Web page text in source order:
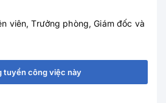
viên,Trưởng phòng,Giám đốc và
tuyển công việc này